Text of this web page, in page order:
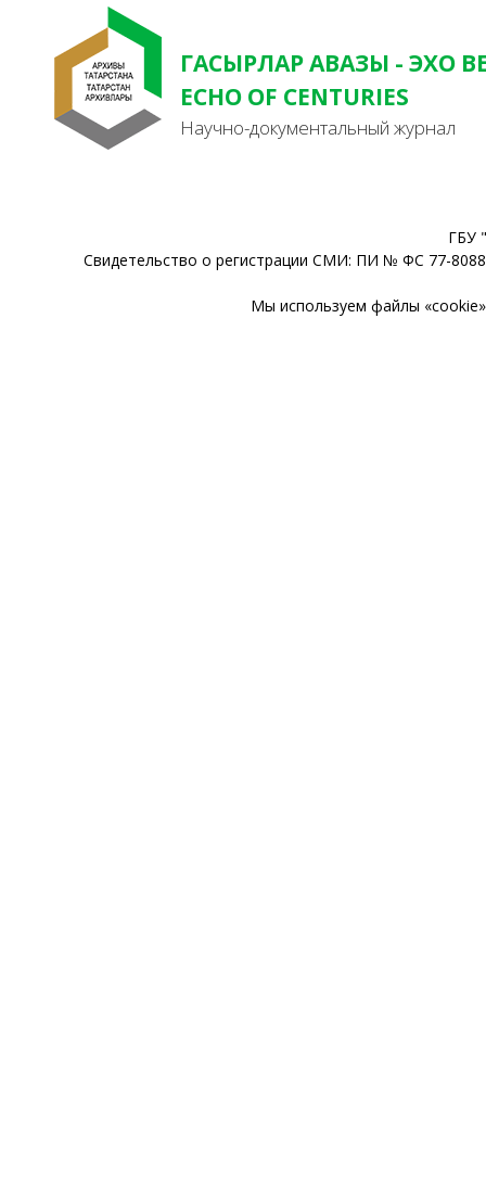
ГАСЫРЛАР АВАЗЫ - ЭХО
ECHO OF CENTURIES
Научно-документальный журнал
ГБУ
Свидетельство о регистрации СМИ: ПИ № ФС 77-
Мы используем файлы «cookie»